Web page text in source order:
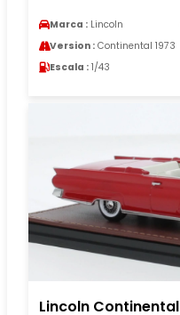
Marca : Lincoln
Version : Continental 1973
Escala : 1/43
Lincoln